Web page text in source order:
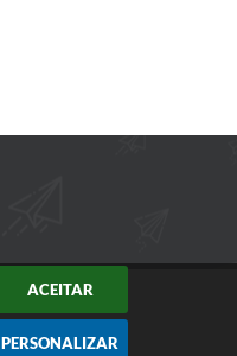
ACEITAR
PERSONALIZAR